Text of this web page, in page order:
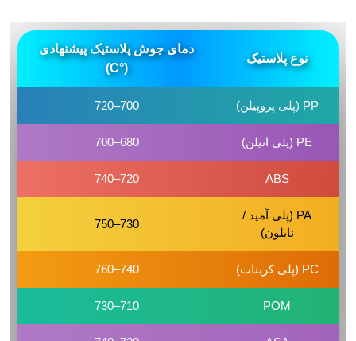
نوع پلاستیک
دمای جوش پلاستیک پیشنهادی
(°C)
PP (پلی پروپیلن) 700–720
PE (پلی اتیلن) 680–700
ABS
720–740
PA (پلی آمید /
نایلون)
730–750
PC (پلی کربنات) 740–760
POM
710–730